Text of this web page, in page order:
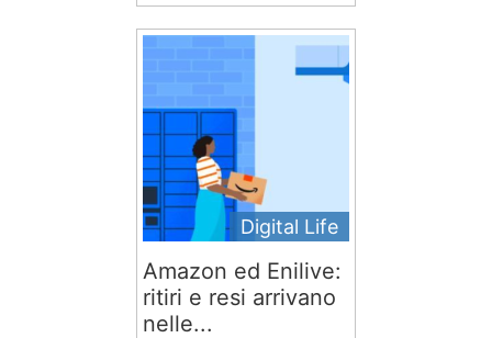
Digital Life
Amazon ed Enilive:
ritiri e resi arrivano
nelle...